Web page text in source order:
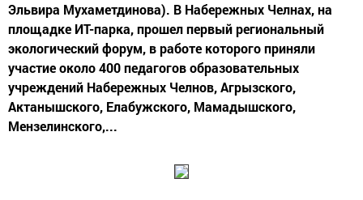
Эльвира Мухаметдинова). В Набережных Челнах, на
площадке ИТ-парка, прошел первый региональный
экологический форум, в работе которого приняли
участие около 400 педагогов образовательных
учреждений Набережных Челнов, Агрызского,
Актанышского, Елабужского, Мамадышского,
Мензелинского,...